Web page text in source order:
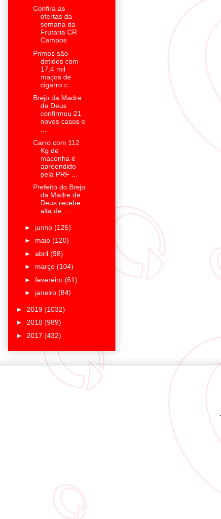
Confira as
ofertas da
semana da
Frutaria CR
Campos
Primos são
detidos com
17,4 mil
maços de
cigarro c...
Brejo da Madre
de Deus
confirmou 21
novos casos e
...
Carro com 112
Kg de
maconha é
apreendido
pela PRF ...
Prefeito do Brejo
da Madre de
Deus recebe
alta de ...
► junho (125)
► maio (120)
► abril (98)
► março (104)
► fevereiro (61)
► janeiro (84)
► 2019 (1032)
► 2018 (989)
► 2017 (432)